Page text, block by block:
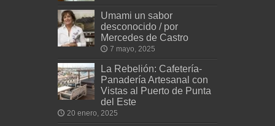
Umami un sabor
desconocido / por
Mercedes de Castro
7 mayo, 2025
La Rebelión: Cafetería-
Panadería Artesanal con
Vistas al Puerto de Punta
del Este
20 enero, 2025